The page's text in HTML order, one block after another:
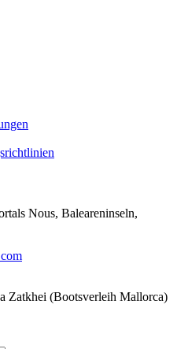
Nous, Baleareninseln,
Zatkhei (Bootsverleih Mallorca)